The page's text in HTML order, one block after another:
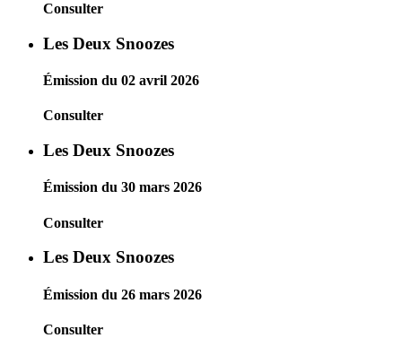
Consulter
Les Deux Snoozes
Émission du 02 avril 2026
Consulter
Les Deux Snoozes
Émission du 30 mars 2026
Consulter
Les Deux Snoozes
Émission du 26 mars 2026
Consulter